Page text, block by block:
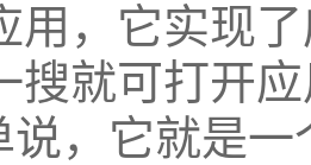
用，它实现
搜就可打开应
说，它就是